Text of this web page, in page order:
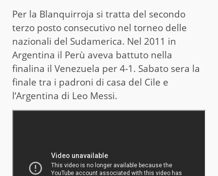
Per la Blanquirroja si tratta del secondo
terzo posto consecutivo nel torneo delle
nazionali del Sudamerica. Nel 2011 in
Argentina il Perù aveva battuto nella
finalina il Venezuela per 4-1. Sabato sera la
finale tra i padroni di casa del Cile e
l’Argentina di Leo Messi.